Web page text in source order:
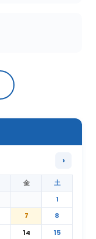
›
金
土
1
7
8
14
15